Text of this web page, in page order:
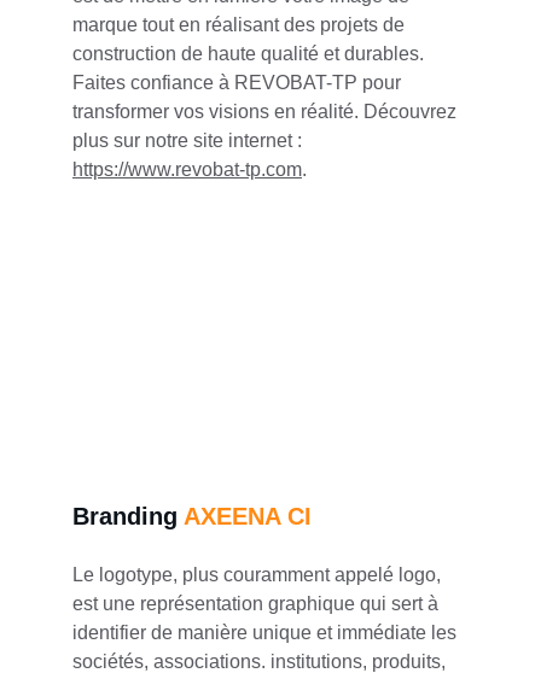
marque tout en réalisant des projets de
construction de haute qualité et durables.
Faites confiance à REVOBAT-TP pour
transformer vos visions en réalité. Découvrez
plus sur notre site internet :
https://www.revobat-tp.com.
Branding AXEENA CI
Le logotype, plus couramment appelé logo,
est une représentation graphique qui sert à
identifier de manière unique et immédiate les
sociétés, associations. institutions, produits,